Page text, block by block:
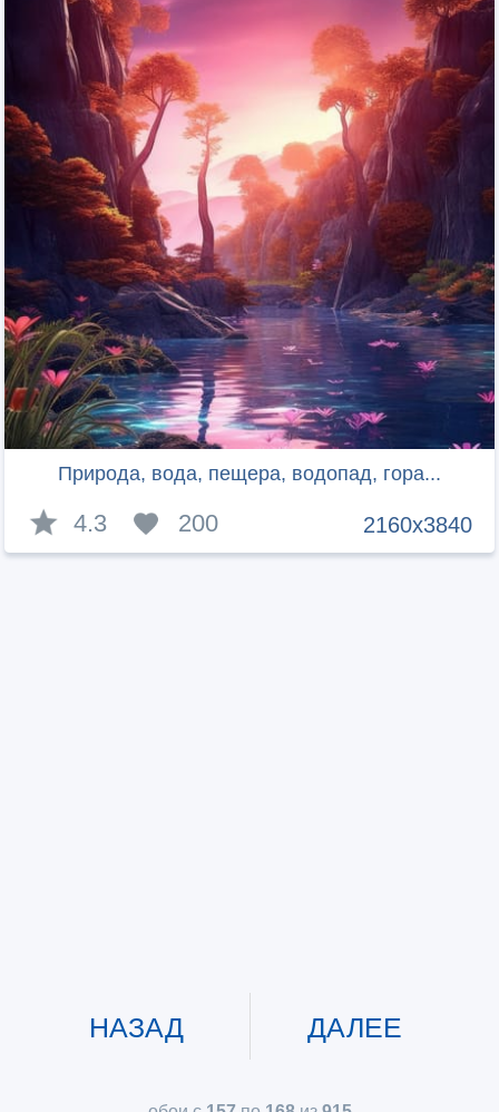
Природа, вода, пещера, водопад, гора...
2160x3840
4.3 200
НАЗАД ДАЛЕЕ